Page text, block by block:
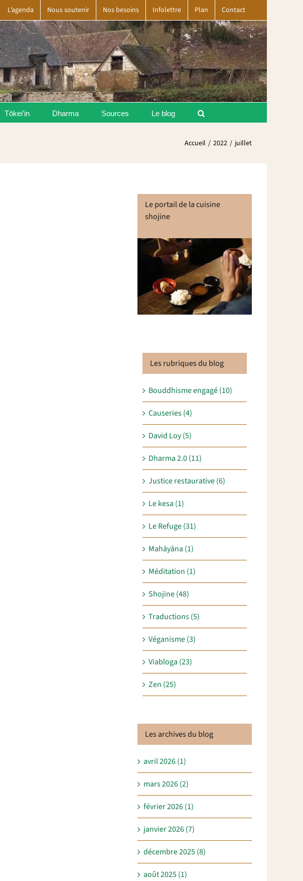
L’agenda Nous soutenir Nos besoins Infolettre Plan Contact
Tōkei’in Dharma Sources Le blog
Accueil 2022 juillet
Le portail de la cuisine
shojine
Les rubriques du blog
Bouddhisme engagé (10)
Causeries (4)
David Loy (5)
Dharma 2.0 (11)
Justice restaurative (6)
Le kesa (1)
Le Refuge (31)
Mahāyāna (1)
Méditation (1)
Shojine (48)
Traductions (5)
Véganisme (3)
Viabloga (23)
Zen (25)
Les archives du blog
avril 2026 (1)
mars 2026 (2)
février 2026 (1)
janvier 2026 (7)
décembre 2025 (8)
août 2025 (1)